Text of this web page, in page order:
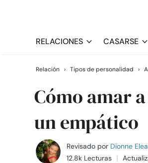
RELACIONES CASARSE
Relación › Tipos de personalidad ›
Cómo amar
un empático
Revisado por Dionne
12.8k Lecturas